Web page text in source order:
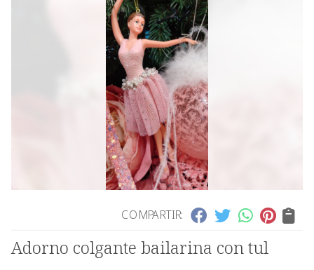
COMPARTIR:
Adorno colgante bailarina con tul